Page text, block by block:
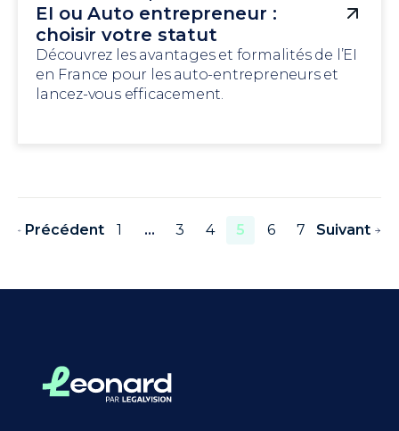
EI ou Auto entrepreneur :
choisir votre statut
Découvrez les avantages et formalités de l’EI
en France pour les auto-entrepreneurs et
lancez-vous efficacement.
Précédent 1 … 3 4 5 6 7 Suivant